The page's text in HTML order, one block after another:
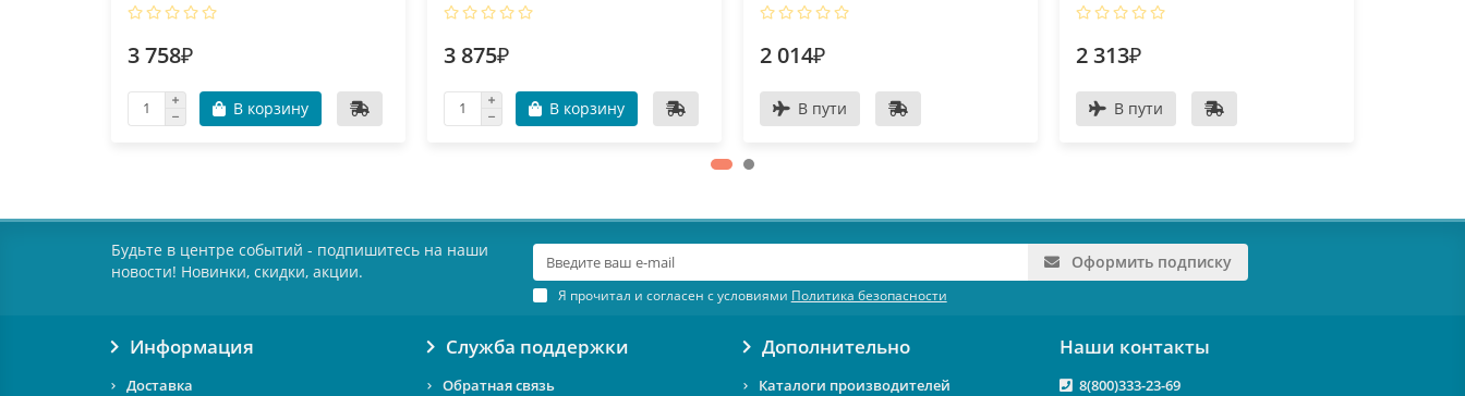
3 758₽
В корзину
3 875₽
В корзину
2 014₽
В пути
2 313₽
В пути
Будьте в центре событий - подпишитесь на наши
новости! Новинки, скидки, акции.
Оформить подписку
Я прочитал и согласен с условиями Политика безопасности
Информация
Доставка
Служба поддержки
Обратная связь
Дополнительно
Каталоги производителей
Наши контакты
8(800)333-23-69